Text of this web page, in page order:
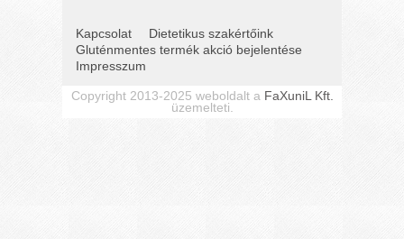
Kapcsolat
Dietetikus szakértőink
Gluténmentes termék akció bejelentése
Impresszum
Copyright 2013-2025 weboldalt a FaXuniL Kft.
üzemelteti.